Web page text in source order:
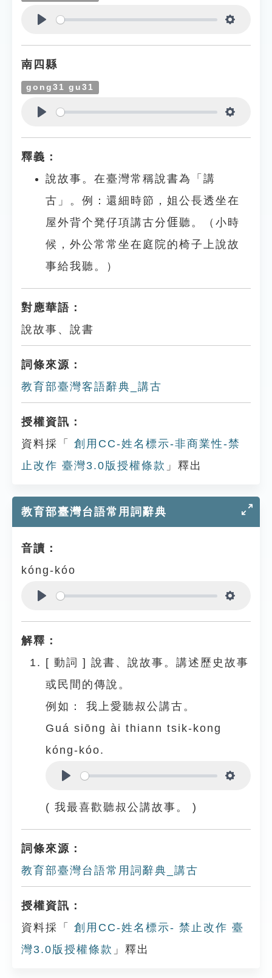
南四縣
gong31 gu31
釋義：
說故事。在臺灣常稱說書為「講
古」。例：還細時節，姐公長透坐在
屋外背个凳仔項講古分𠊎聽。（小時
候，外公常常坐在庭院的椅子上說故
事給我聽。）
對應華語：
說故事、說書
詞條來源：
教育部臺灣客語辭典_講古
授權資訊：
資料採「
創用CC-姓名標示-非商業性-禁
止改作 臺灣3.0版授權條款 」釋出
教育部臺灣台語常用詞辭典
音讀：
kóng-kóo
解釋：
[ 動詞 ] 說書、說故事。講述歷史故事
或民間的傳說。
例如：
我上愛聽叔公講古。
Guá siōng ài thiann tsik-kong
kóng-kóo.
( 我最喜歡聽叔公講故事。 )
詞條來源：
教育部臺灣台語常用詞辭典_講古
授權資訊：
資料採「
創用CC-姓名標示- 禁止改作 臺
灣3.0版授權條款 」釋出